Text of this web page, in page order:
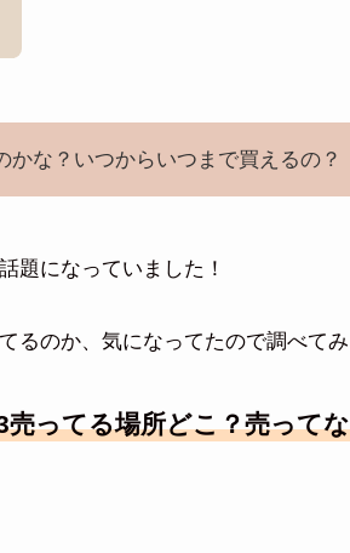
かな？いつからいつまで買えるの？
題になっていました！
るのか、気になってたので調べてみ
ってる場所どこ？売って